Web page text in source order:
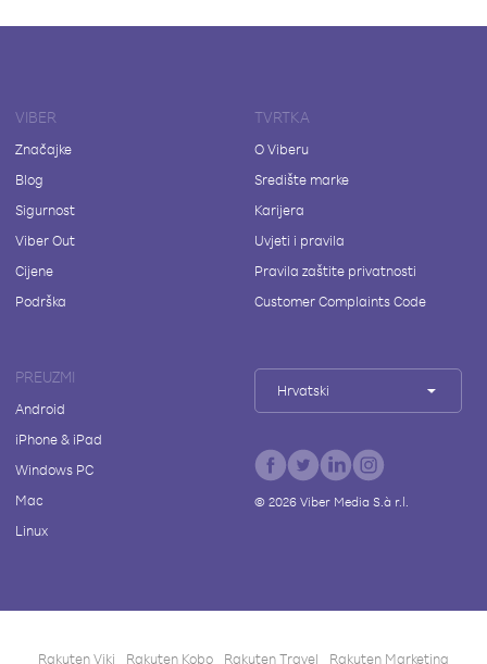
VIBER
Značajke
Blog
Sigurnost
Viber Out
Cijene
Podrška
TVRTKA
O Viberu
Središte marke
Karijera
Uvjeti i pravila
Pravila zaštite privatnosti
Customer Complaints Code
PREUZMI
Android
iPhone & iPad
Windows PC
Mac
Linux
Hrvatski
© 2026Viber Media S.à r.l.
Rakuten Viki Rakuten Kobo Rakuten Travel Rakuten Marketing